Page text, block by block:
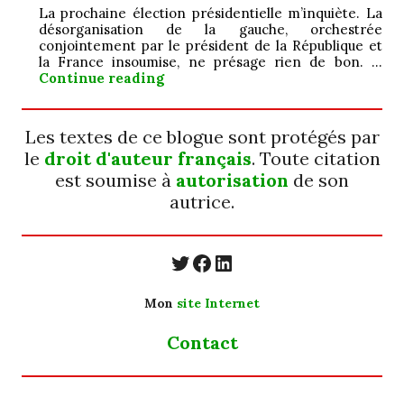
La prochaine élection présidentielle m’inquiète. La
désorganisation de la gauche, orchestrée
conjointement par le président de la République et
la France insoumise, ne présage rien de bon. …
Continue readingJamais ; ô ! grand…
Les textes de ce blogue sont protégés par
le droit d'auteur français. Toute citation
est soumise à autorisation de son
autrice.
https://twitter.com/
https://
https://www.linkedin.com/in/cecyle-jung-cyjung/
Mon site Internet
Contact